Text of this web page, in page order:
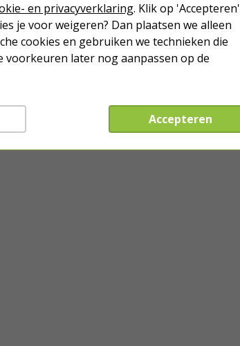
en privacyverklaring. Klik op 'Accepteren'
je voor weigeren? Dan plaatsen we alleen
cookies en gebruiken we technieken die
voorkeuren later nog aanpassen op de
Accepteren